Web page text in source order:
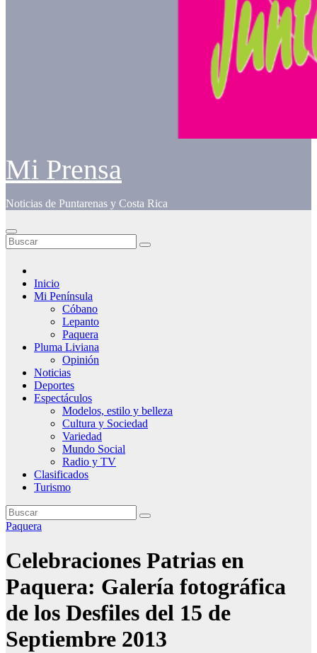
Mi Prensa
Noticias de Puntarenas y Costa Rica
Inicio
Mi Península
Cóbano
Lepanto
Paquera
Pluma Liviana
Opinión
Noticias
Deportes
Espectáculos
Modelos, estilo y belleza
Cultura y Sociedad
Variedad
Mundo Social
Radio y TV
Clasificados
Turismo
Paquera
Celebraciones Patrias en
Paquera: Galería fotográfica
de los Desfiles del 15 de
Septiembre 2013